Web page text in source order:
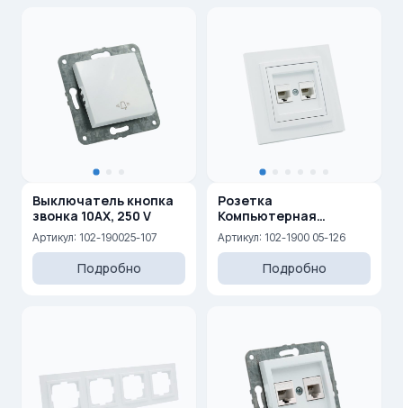
Выключатель кнопка
звонка 10AX, 250 V
Артикул: 102-190025-107
Подробно
Розетка
Компьютерная
двойная (2xRj45 Cat 6)
Артикул: 102-1900 05-126
Подробно